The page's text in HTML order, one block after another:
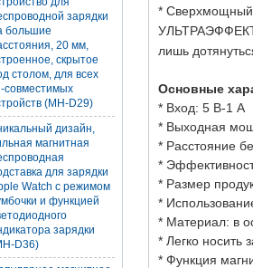
большие
20 мм,
скрытое
столом, для всех
совместимых
(MH-D29)
дизайн,
магнитная
для зарядки
Watch с режимом
и функцией
зарядки
D36)
магнитное
* Сверхмощный
лишь
Основные
* Вход: 5 В-1 А
* Выходная
* Расстояние
*
* Размер
*
* Материал: в
* Легко носить
* Функция